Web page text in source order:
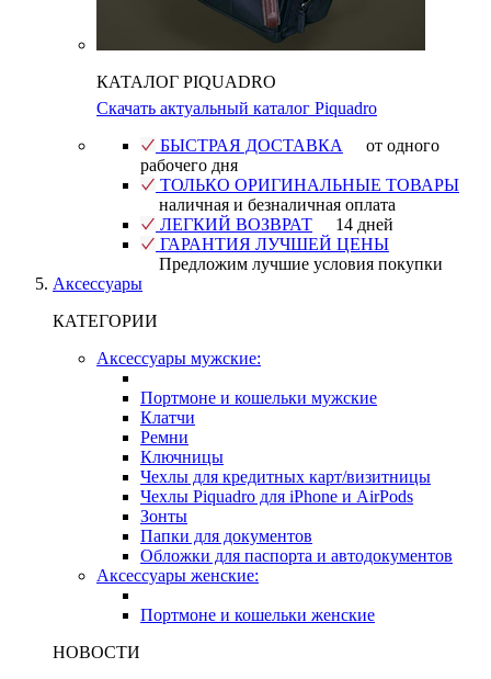
КАТАЛОГ PIQUADRO
Скачать актуальный каталог Piquadro
БЫСТРАЯ ДОСТАВКА
от одного
рабочего дня
ТОЛЬКО ОРИГИНАЛЬНЫЕ ТОВАРЫ
наличная и безналичная оплата
ЛЕГКИЙ ВОЗВРАТ
14 дней
ГАРАНТИЯ ЛУЧШЕЙ ЦЕНЫ
Предложим лучшие условия покупки
Аксессуары
КАТЕГОРИИ
Аксессуары мужские:
Портмоне и кошельки мужские
Клатчи
Ремни
Ключницы
Чехлы для кредитных карт/визитницы
Чехлы Piquadro для iPhone и AirPods
Зонты
Папки для документов
Обложки для паспорта и автодокументов
Аксессуары женские:
Портмоне и кошельки женские
НОВОСТИ